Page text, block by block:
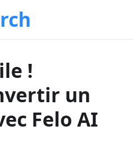
!
un
Felo AI